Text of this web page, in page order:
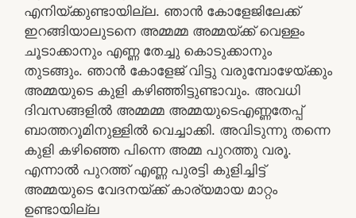
എനിയ്ക്കുണ്ടായില്ല. ഞാൻ കോളേജിലേക്ക്
ഇറങ്ങിയാലുടനെ അമ്മമ്മ അമ്മയ്ക്ക് വെള്ളം
ചൂടാക്കാനും എണ്ണ തേച്ചു കൊടുക്കാനും
തുടങ്ങും. ഞാൻ കോളേജ് വിട്ടു വരുമ്പോഴേയ്ക്കും
അമ്മയുടെ കുളി കഴിഞ്ഞിട്ടുണ്ടാവും. അവധി
ദിവസങ്ങളിൽ അമ്മമ്മ അമ്മയുടെഎണ്ണതേപ്പ്
ബാത്തറൂമിനുള്ളിൽ വെച്ചാക്കി. അവിടുന്നു തന്നെ
കുളി കഴിഞ്ഞെ പിന്നെ അമ്മ പുറത്തു വരൂ.
എന്നാൽ പുറത്ത് എണ്ണ പുരട്ടി കുളിച്ചിട്ട്
അമ്മയുടെ വേദനയ്ക്ക് കാര്യമായ മാറ്റം
ഉണ്ടായില്ല